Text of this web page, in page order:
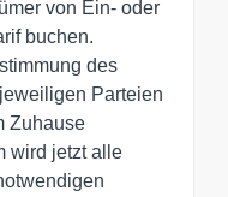
von Ein- oder
buchen.
des
Parteien
Zuhause
wird jetzt alle